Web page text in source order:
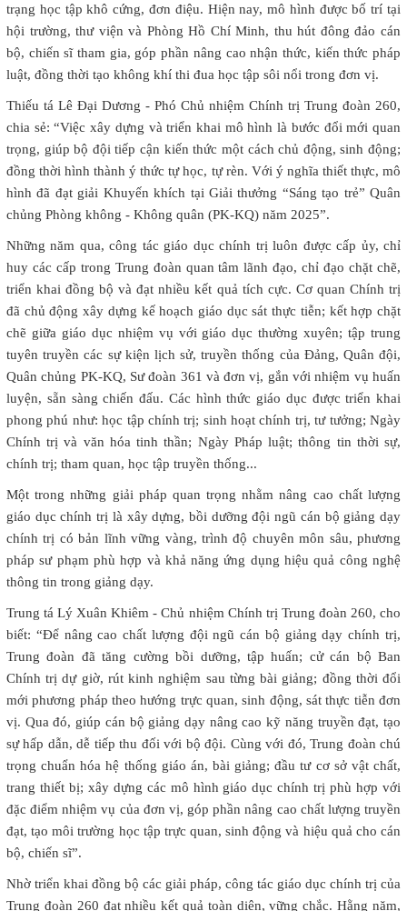
trạng học tập khô cứng, đơn điệu. Hiện nay, mô hình được bố trí tại
hội trường, thư viện và Phòng Hồ Chí Minh, thu hút đông đảo cán
bộ, chiến sĩ tham gia, góp phần nâng cao nhận thức, kiến thức pháp
luật, đồng thời tạo không khí thi đua học tập sôi nổi trong đơn vị.
Thiếu tá Lê Đại Dương - Phó Chủ nhiệm Chính trị Trung đoàn 260,
chia sẻ: “Việc xây dựng và triển khai mô hình là bước đổi mới quan
trọng, giúp bộ đội tiếp cận kiến thức một cách chủ động, sinh động;
đồng thời hình thành ý thức tự học, tự rèn. Với ý nghĩa thiết thực, mô
hình đã đạt giải Khuyến khích tại Giải thưởng “Sáng tạo trẻ” Quân
chủng Phòng không - Không quân (PK-KQ) năm 2025”.
Những năm qua, công tác giáo dục chính trị luôn được cấp ủy, chỉ
huy các cấp trong Trung đoàn quan tâm lãnh đạo, chỉ đạo chặt chẽ,
triển khai đồng bộ và đạt nhiều kết quả tích cực. Cơ quan Chính trị
đã chủ động xây dựng kế hoạch giáo dục sát thực tiễn; kết hợp chặt
chẽ giữa giáo dục nhiệm vụ với giáo dục thường xuyên; tập trung
tuyên truyền các sự kiện lịch sử, truyền thống của Đảng, Quân đội,
Quân chủng PK-KQ, Sư đoàn 361 và đơn vị, gắn với nhiệm vụ huấn
luyện, sẵn sàng chiến đấu. Các hình thức giáo dục được triển khai
phong phú như: học tập chính trị; sinh hoạt chính trị, tư tưởng; Ngày
Chính trị và văn hóa tinh thần; Ngày Pháp luật; thông tin thời sự,
chính trị; tham quan, học tập truyền thống...
Một trong những giải pháp quan trọng nhằm nâng cao chất lượng
giáo dục chính trị là xây dựng, bồi dưỡng đội ngũ cán bộ giảng dạy
chính trị có bản lĩnh vững vàng, trình độ chuyên môn sâu, phương
pháp sư phạm phù hợp và khả năng ứng dụng hiệu quả công nghệ
thông tin trong giảng dạy.
Trung tá Lý Xuân Khiêm - Chủ nhiệm Chính trị Trung đoàn 260, cho
biết: “Để nâng cao chất lượng đội ngũ cán bộ giảng dạy chính trị,
Trung đoàn đã tăng cường bồi dưỡng, tập huấn; cử cán bộ Ban
Chính trị dự giờ, rút kinh nghiệm sau từng bài giảng; đồng thời đổi
mới phương pháp theo hướng trực quan, sinh động, sát thực tiễn đơn
vị. Qua đó, giúp cán bộ giảng dạy nâng cao kỹ năng truyền đạt, tạo
sự hấp dẫn, dễ tiếp thu đối với bộ đội. Cùng với đó, Trung đoàn chú
trọng chuẩn hóa hệ thống giáo án, bài giảng; đầu tư cơ sở vật chất,
trang thiết bị; xây dựng các mô hình giáo dục chính trị phù hợp với
đặc điểm nhiệm vụ của đơn vị, góp phần nâng cao chất lượng truyền
đạt, tạo môi trường học tập trực quan, sinh động và hiệu quả cho cán
bộ, chiến sĩ”.
Nhờ triển khai đồng bộ các giải pháp, công tác giáo dục chính trị của
Trung đoàn 260 đạt nhiều kết quả toàn diện, vững chắc. Hằng năm,